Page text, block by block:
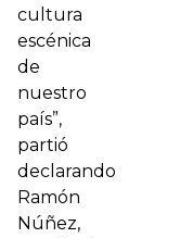
cultura
escénica
de
nuestro
país”,
partió
declarando
Ramón
Núñez,